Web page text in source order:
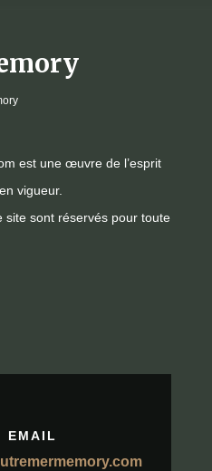
est une œuvre de l’esprit
vigueur.
site sont réservés pour toute
EMAIL